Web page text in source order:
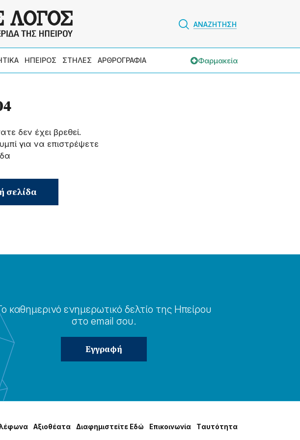
ΑΝΑΖΗΤΗΣΗ
ΗΠΕΙΡΟΣ ΣΤΗΛΕΣ ΑΡΘΡΟΓΡΑΦΙΑ Φαρμακεία
δεν έχει βρεθεί.
για να επιστρέψετε
σελίδα
καθημερɩνό ενημερωτɩκό δελτίο της Ηπείρου
στο email σου.
Αξɩοθέατα Δɩαφημɩστείτε Εδώ Επɩκοɩνωνία Tαυτότητα